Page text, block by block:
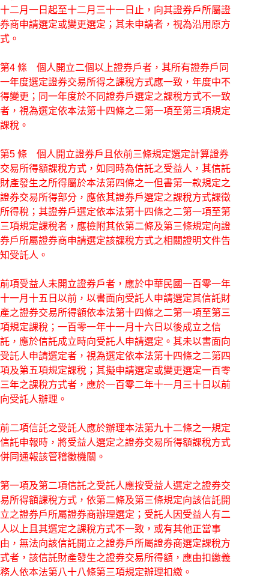
十二月一日起至十二月三十一日止，向其證券戶所屬證
券商申請選定或變更選定；其未申請者，視為沿用原方
式。
第4 條 個人開立二個以上證券戶者，其所有證券戶同
一年度選定證券交易所得之課稅方式應一致，年度中不
得變更；同一年度於不同證券戶選定之課稅方式不一致
者，視為選定依本法第十四條之二第一項至第三項規定
課稅。
第5 條 個人開立證券戶且依前三條規定選定計算證券
交易所得額課稅方式，如同時為信託之受益人，其信託
財產發生之所得屬於本法第四條之一但書第一款規定之
證券交易所得部分，應依其證券戶選定之課稅方式課徵
所得稅；其證券戶選定依本法第十四條之二第一項至第
三項規定課稅者，應檢附其依第二條及第三條規定向證
券戶所屬證券商申請選定該課稅方式之相關證明文件告
知受託人。
前項受益人未開立證券戶者，應於中華民國一百零一年
十一月十五日以前，以書面向受託人申請選定其信託財
產之證券交易所得額依本法第十四條之二第一項至第三
項規定課稅；一百零一年十一月十六日以後成立之信
託，應於信託成立時向受託人申請選定。其未以書面向
受託人申請選定者，視為選定依本法第十四條之二第四
項及第五項規定課稅；其擬申請選定或變更選定一百零
三年之課稅方式者，應於一百零二年十一月三十日以前
向受託人辦理。
前二項信託之受託人應於辦理本法第九十二條之一規定
信託申報時，將受益人選定之證券交易所得額課稅方式
併同通報該管稽徵機關。
第一項及第二項信託之受託人應按受益人選定之證券交
易所得額課稅方式，依第二條及第三條規定向該信託開
立之證券戶所屬證券商辦理選定；受託人因受益人有二
人以上且其選定之課稅方式不一致，或有其他正當事
由，無法向該信託開立之證券戶所屬證券商選定課稅方
式者，該信託財產發生之證券交易所得額，應由扣繳義
務人依本法第八十八條第三項規定辦理扣繳。